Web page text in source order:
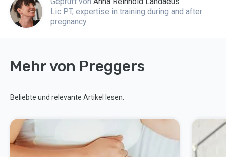
Lic PT, expertise in training during and after
pregnancy
Mehr von Preggers
Beliebte und relevante Artikel lesen.